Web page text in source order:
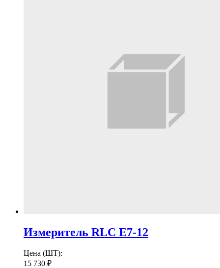
Измеритель RLC Е7-12
Цена (ШТ):
15 730 ₽